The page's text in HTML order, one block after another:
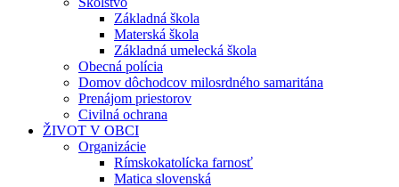
Základná škola
Materská škola
Základná umelecká škola
Obecná polícia
Domov dôchodcov milosrdného samaritána
Prenájom priestorov
Civilná ochrana
ŽIVOT V OBCI
Organizácie
Rímskokatolícka farnosť
Matica slovenská